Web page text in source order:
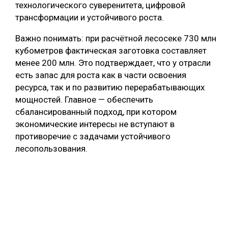
технологического суверенитета, цифровой
трансформации и устойчивого роста.
Важно понимать: при расчётной лесосеке 730 млн
кубометров фактическая заготовка составляет
менее 200 млн. Это подтверждает, что у отрасли
есть запас для роста как в части освоения
ресурса, так и по развитию перерабатывающих
мощностей. Главное — обеспечить
сбалансированный подход, при котором
экономические интересы не вступают в
противоречие с задачами устойчивого
лесопользования.